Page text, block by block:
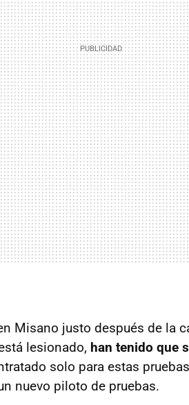
Misano justo después de la
lesionado, han tenido que
solo para estas
nuevo piloto de pruebas.